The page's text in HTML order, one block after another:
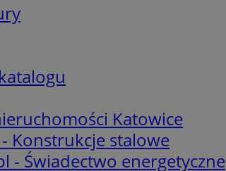
Katowice
Konstrukcje stalowe
- Świadectwo energetyczne